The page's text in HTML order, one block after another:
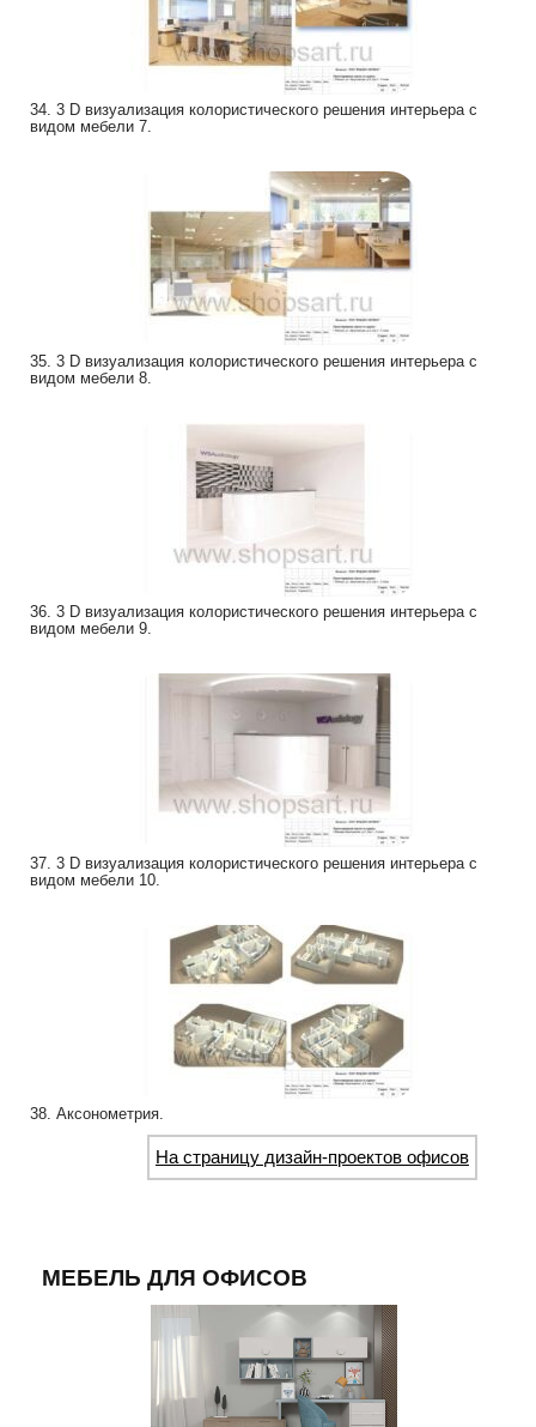
34. 3 D визуализация колористического решения интерьера с
видом мебели 7.
35. 3 D визуализация колористического решения интерьера с
видом мебели 8.
36. 3 D визуализация колористического решения интерьера с
видом мебели 9.
37. 3 D визуализация колористического решения интерьера с
видом мебели 10.
38. Аксонометрия.
На страницу дизайн-проектов офисов
МЕБЕЛЬ ДЛЯ ОФИСОВ